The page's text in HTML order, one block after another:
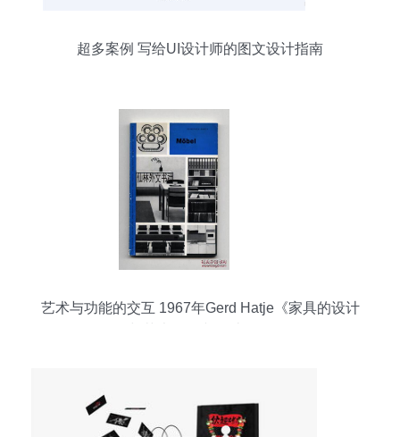
超多案例 写给UI设计师的图文设计指南
艺术与功能的交互 1967年Gerd Hatje《家具的设计